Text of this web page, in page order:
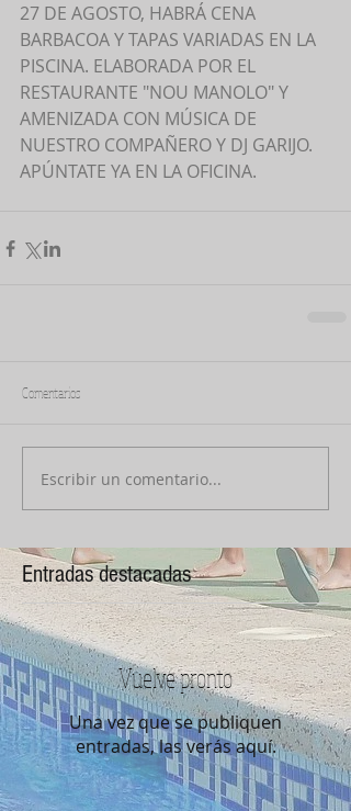
27 DE AGOSTO, HABRÁ CENA
BARBACOA Y TAPAS VARIADAS EN LA
PISCINA. ELABORADA POR EL
RESTAURANTE "NOU MANOLO" Y
AMENIZADA CON MÚSICA DE
NUESTRO COMPAÑERO Y DJ GARIJO.
APÚNTATE YA EN LA OFICINA.
Comentarios
Escribir un comentario...
Entradas destacadas
Vuelve pronto
Una vez que se publiquen
entradas, las verás aquí.